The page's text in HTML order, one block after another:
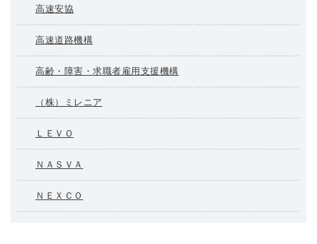
高速安協
高速道路機構
高齢・障害・求職者雇用支援機構
（株）ミレニア
ＬＥＶＯ
ＮＡＳＶＡ
ＮＥＸＣＯ